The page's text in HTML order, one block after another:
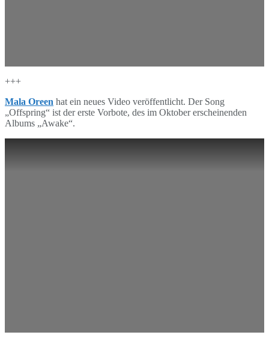
+++
Mala Oreen hat ein neues Video veröffentlicht. Der Song
„Offspring“ ist der erste Vorbote, des im Oktober erscheinenden
Albums „Awake“.